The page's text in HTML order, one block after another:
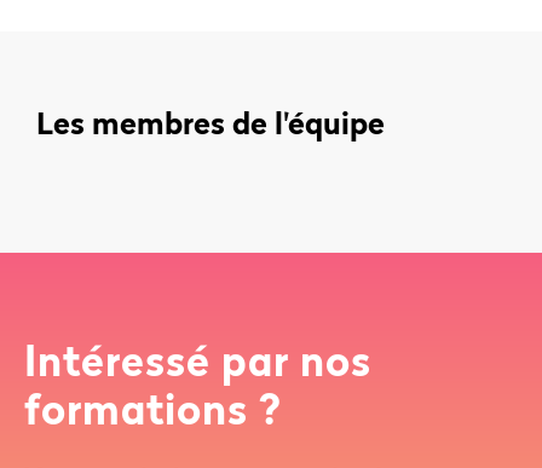
Les membres de l'équipe
Intéressé par nos
formations ?